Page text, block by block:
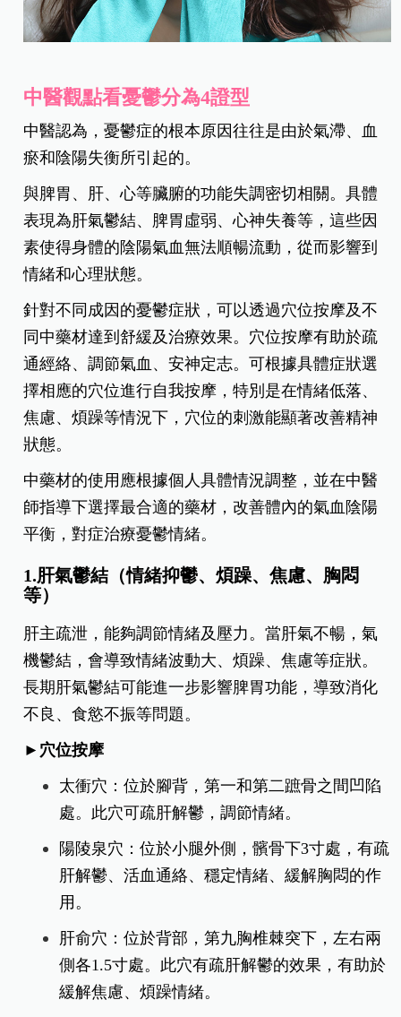
中醫觀點看憂鬱分為4證型
中醫認為，憂鬱症的根本原因往往是由於氣滯、血
瘀和陰陽失衡所引起的。
與脾胃、肝、心等臟腑的功能失調密切相關。具體
表現為肝氣鬱結、脾胃虛弱、心神失養等，這些因
素使得身體的陰陽氣血無法順暢流動，從而影響到
情緒和心理狀態。
針對不同成因的憂鬱症狀，可以透過穴位按摩及不
同中藥材達到舒緩及治療效果。穴位按摩有助於疏
通經絡、調節氣血、安神定志。可根據具體症狀選
擇相應的穴位進行自我按摩，特別是在情緒低落、
焦慮、煩躁等情況下，穴位的刺激能顯著改善精神
狀態。
中藥材的使用應根據個人具體情況調整，並在中醫
師指導下選擇最合適的藥材，改善體內的氣血陰陽
平衡，對症治療憂鬱情緒。
1.肝氣鬱結（情緒抑鬱、煩躁、焦慮、胸悶
等）
肝主疏泄，能夠調節情緒及壓力。當肝氣不暢，氣
機鬱結，會導致情緒波動大、煩躁、焦慮等症狀。
長期肝氣鬱結可能進一步影響脾胃功能，導致消化
不良、食慾不振等問題。
►穴位按摩
太衝穴：位於腳背，第一和第二蹠骨之間凹陷
處。此穴可疏肝解鬱，調節情緒。
陽陵泉穴：位於小腿外側，髕骨下3寸處，有疏
肝解鬱、活血通絡、穩定情緒、緩解胸悶的作
用。
肝俞穴：位於背部，第九胸椎棘突下，左右兩
側各1.5寸處。此穴有疏肝解鬱的效果，有助於
緩解焦慮、煩躁情緒。